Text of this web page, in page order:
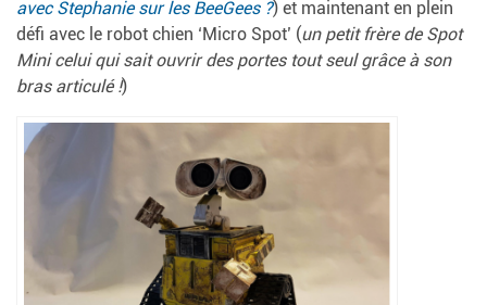
avec Stephanie sur les BeeGees ?) et maintenant en plein
défi avec le robot chien ‘Micro Spot’ (un petit frère de Spot
Mini celui qui sait ouvrir des portes tout seul grâce à son
bras articulé !)